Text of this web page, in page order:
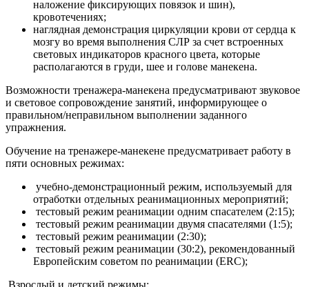
наложение фиксирующих повязок и шин),
кровотечениях;
наглядная демонстрация циркуляции крови от сердца к
мозгу во время выполнения СЛР за счет встроенных
световых индикаторов красного цвета, которые
располагаются в груди, шее и голове манекена.
Возможности тренажера-манекена предусматривают звуковое
и световое сопровождение занятий, информирующее о
правильном/неправильном выполнении заданного
упражнения.
Обучение на тренажере-манекене предусматривает работу в
пяти основных режимах:
учебно-демонстрационный режим, используемый для
отработки отдельных реанимационных мероприятий;
тестовый режим реанимации одним спасателем (2:15);
тестовый режим реанимации двумя спасателями (1:5);
тестовый режим реанимации (2:30);
тестовый режим реанимации (30:2), рекомендованный
Европейским советом по реанимации (ERC);
Взрослый и детский режимы: